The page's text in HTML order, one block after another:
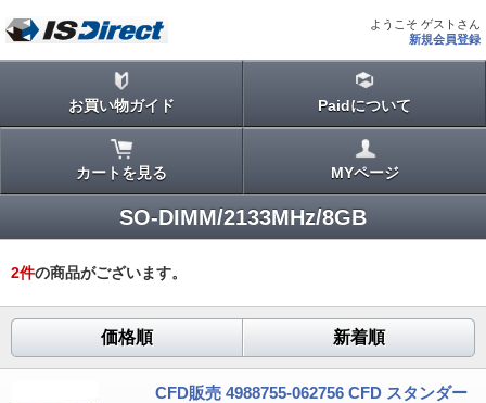
ようこそ ゲストさん
新規会員登録
お買い物ガイド Paidについて
カートを見る MYページ
SO-DIMM/2133MHz/8GB
2件の商品がございます。
価格順 新着順
CFD販売 4988755-062756 CFD スタンダー